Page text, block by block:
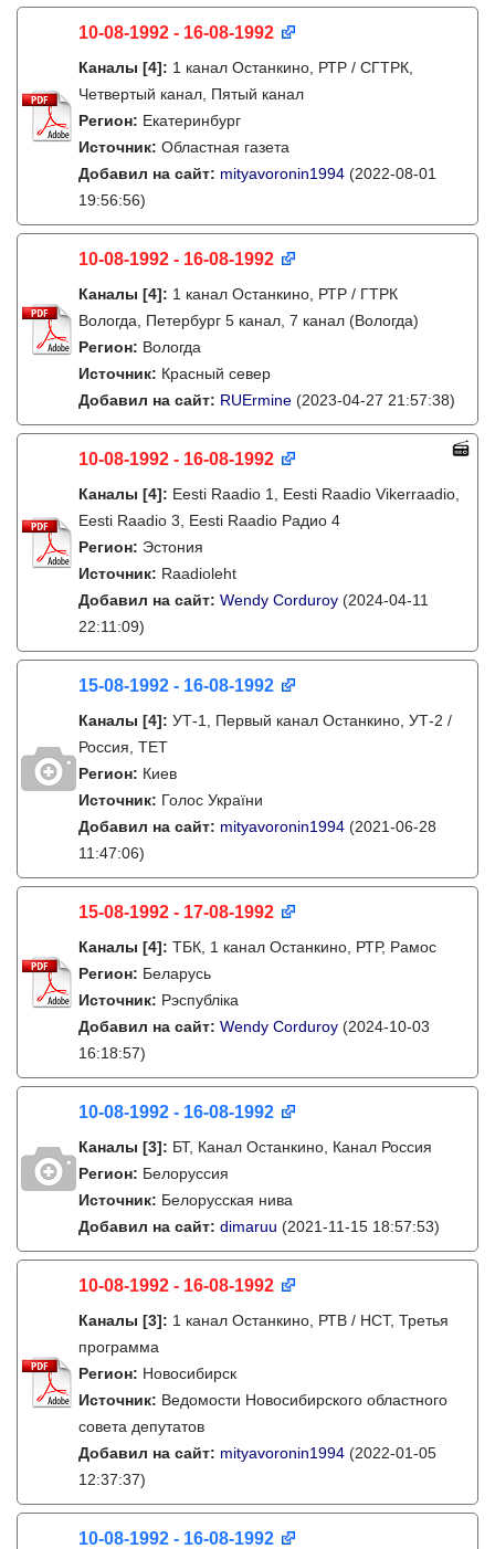
10-08-1992 - 16-08-1992
Каналы [4]: 1 канал Останкино, РТР / СГТРК,
Четвертый канал, Пятый канал
Регион: Екатеринбург
Источник: Областная газета
Добавил на сайт: mityavoronin1994 (2022-08-01
19:56:56)
10-08-1992 - 16-08-1992
Каналы [4]: 1 канал Останкино, РТР / ГТРК
Вологда, Петербург 5 канал, 7 канал (Вологда)
Регион: Вологда
Источник: Красный север
Добавил на сайт: RUErmine (2023-04-27 21:57:38)
10-08-1992 - 16-08-1992
Каналы [4]: Eesti Raadio 1, Eesti Raadio Vikerraadio,
Eesti Raadio 3, Eesti Raadio Радио 4
Регион: Эстония
Источник: Raadioleht
Добавил на сайт: Wendy Corduroy (2024-04-11
22:11:09)
15-08-1992 - 16-08-1992
Каналы [4]: УТ-1, Первый канал Останкино, УТ-2 /
Россия, ТЕТ
Регион: Киев
Источник: Голос України
Добавил на сайт: mityavoronin1994 (2021-06-28
11:47:06)
15-08-1992 - 17-08-1992
Каналы [4]: ТБК, 1 канал Останкино, РТР, Рамос
Регион: Беларусь
Источник: Рэспубліка
Добавил на сайт: Wendy Corduroy (2024-10-03
16:18:57)
10-08-1992 - 16-08-1992
Каналы [3]: БТ, Канал Останкино, Канал Россия
Регион: Белоруссия
Источник: Белорусская нива
Добавил на сайт: dimaruu (2021-11-15 18:57:53)
10-08-1992 - 16-08-1992
Каналы [3]: 1 канал Останкино, РТВ / НСТ, Третья
программа
Регион: Новосибирск
Источник: Ведомости Новосибирского областного
совета депутатов
Добавил на сайт: mityavoronin1994 (2022-01-05
12:37:37)
10-08-1992 - 16-08-1992